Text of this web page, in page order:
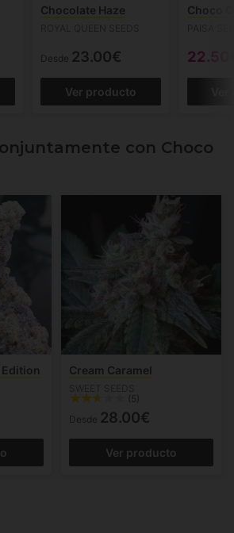
Chocolate Haze
Desde 23.00€
Ver producto
Choco
con Choco
Cream Caramel
(5)
Desde 28.00€
Ver producto